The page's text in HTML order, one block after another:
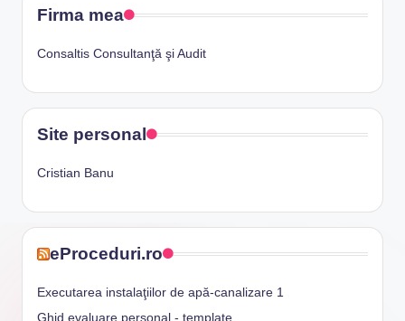
Firma mea
Consaltis Consultanţă şi Audit
Site personal
Cristian Banu
eProceduri.ro
Executarea instalaţiilor de apă-canalizare 1
Ghid evaluare personal - template